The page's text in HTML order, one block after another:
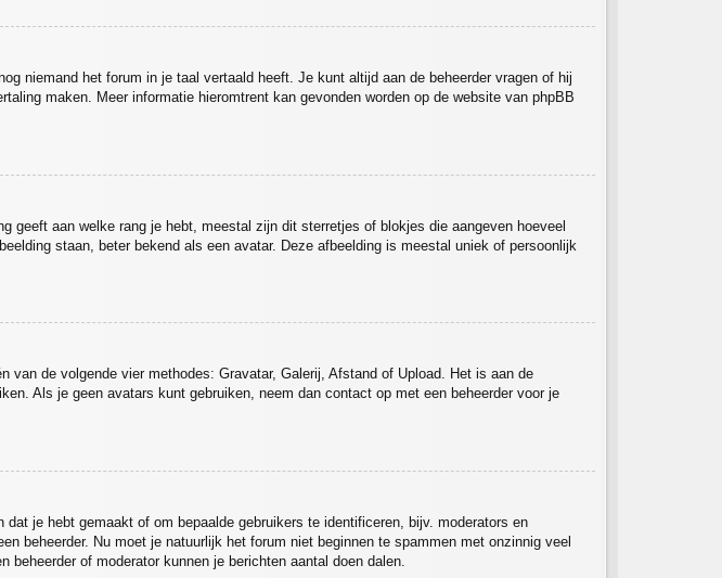
niemand het forum in je taal vertaald heeft. Je kunt altijd aan de beheerder vragen of hij
maken. Meer informatie hieromtrent kan gevonden worden op de website van phpBB
geeft aan welke rang je hebt, meestal zijn dit sterretjes of blokjes die aangeven hoeveel
staan, beter bekend als een avatar. Deze afbeelding is meestal uniek of persoonlijk
van de volgende vier methodes: Gravatar, Galerij, Afstand of Upload. Het is aan de
Als je geen avatars kunt gebruiken, neem dan contact op met een beheerder voor je
je hebt gemaakt of om bepaalde gebruikers te identificeren, bijv. moderators en
beheerder. Nu moet je natuurlijk het forum niet beginnen te spammen met onzinnig veel
of moderator kunnen je berichten aantal doen dalen.